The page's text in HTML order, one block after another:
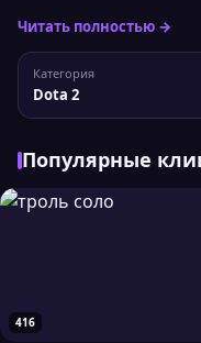
сейчас занимает 1552
epldota_ru1
пиковый онлайн — 1
анализа вы можете
Читать полностью →
Категория
Dota 2
Популярные
416